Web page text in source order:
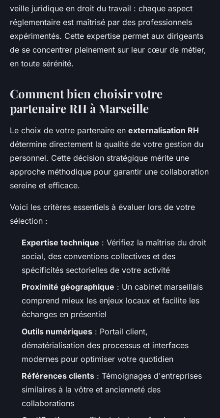
veille juridique en droit du travail : chaque aspect
réglementaire est maîtrisé par des professionnels
expérimentés. Cette expertise permet aux dirigeants
de se concentrer pleinement sur leur cœur de métier,
en toute sérénité.
Comment bien choisir votre
partenaire RH à Marseille
Le choix de votre partenaire en externalisation RH
détermine directement la qualité de votre gestion du
personnel. Cette décision stratégique mérite une
approche méthodique pour garantir une collaboration
sereine et efficace.
Voici les critères essentiels à évaluer lors de votre
sélection :
Expertise technique : Vérifiez la maîtrise du droit
social, des conventions collectives et des
spécificités sectorielles de votre activité
Proximité géographique : Un cabinet marseillais
comprend mieux les enjeux locaux et facilite les
échanges en présentiel
Outils numériques : Portail client,
dématérialisation des processus et interfaces
modernes pour optimiser votre quotidien
Références clients : Témoignages d'entreprises
similaires à la vôtre et ancienneté des
collaborations